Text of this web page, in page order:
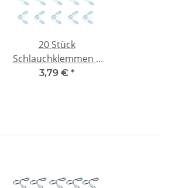
20 Stück
Schlauchklemmen 5
mm für
3,79 € *